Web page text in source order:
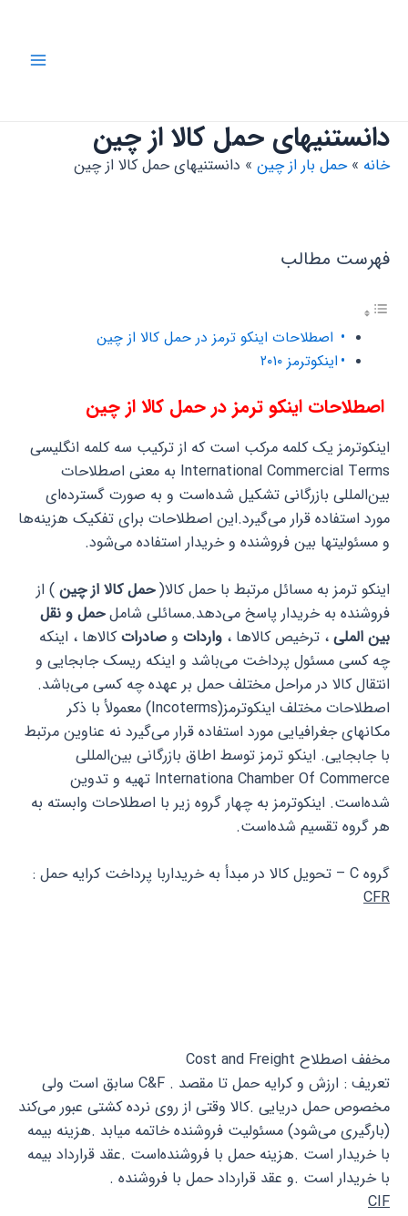
دانستنیهای حمل کالا از چین
خانه حمل بار از چین دانستنیهای حمل کالا از چین
فهرست مطالب
اصطلاحات اینکو ترمز در حمل کالا از چین
اینکوترمز ۲۰۱۰
اصطلاحات اینکو ترمز در حمل کالا از چین
اینکوترمز یک کلمه مرکب است که از ترکیب سه کلمه انگلیسی
International Commercial Terms به معنی اصطلاحات
بین‌المللی بازرگانی تشکیل شده‌است و به صورت گسترده‌ای
مورد استفاده قرار می‌گیرد.این اصطلاحات برای تفکیک هزینه‌ها
و مسئولیتها بین فروشنده و خریدار استفاده می‌شود.
اینکو ترمز به مسائل مرتبط با حمل کالا(حمل کالا از چین) از
فروشنده به خریدار پاسخ می‌دهد.مسائلی شاملحمل و نقل
بین الملی، ترخیص کالاها ، واردات و صادراتکالاها ، اینکه
چه کسی مسئول پرداخت می‌باشد و اینکه ریسک جابجایی و
انتقال کالا در مراحل مختلف حمل بر عهده چه کسی می‌باشد.
اصطلاحات مختلف اینکوترمز(Incoterms) معمولأ با ذکر
مکانهای جغرافیایی مورد استفاده قرار می‌گیرد نه عناوین مرتبط
با جابجایی. اینکو ترمز توسط اطاق بازرگانی بین‌المللی
Internationa Chamber Of Commerce تهیه و تدوین
شده‌است. اینکوترمز به چهار گروه زیر با اصطلاحات وابسته به
هر گروه تقسیم شده‌است.
گروه C – تحویل کالا در مبدأ به خریداربا پرداخت کرایه حمل :
CFR
مخفف اصطلاح Cost and Freight
تعریف : ارزش و کرایه حمل تا مقصد . C&F سابق است ولی
مخصوص حمل دریایی .کالا وقتی از روی نرده کشتی عبور می‌کند
(بارگیری می‌شود) مسئولیت فروشنده خاتمه میابد .هزینه بیمه
با خریدار است .هزینه حمل با فروشنده‌است .عقد قرارداد بیمه
با خریدار است .و عقد قرارداد حمل با فروشنده .
CIF